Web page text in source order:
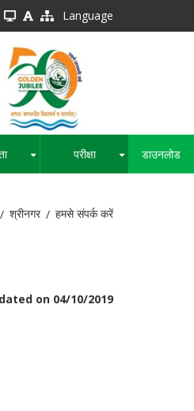
Language
परीक्षा डाउनलोड
श्रीनगर हमसे संपर्क करें
on 04/10/2019